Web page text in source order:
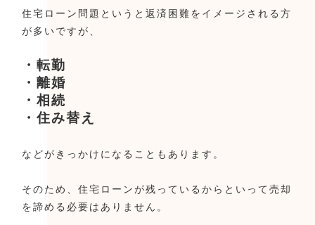
住宅ローン問題というと返済困難をイメージされる方
が多いですが、
・転勤
・離婚
・相続
・住み替え
などがきっかけになることもあります。
そのため、住宅ローンが残っているからといって売却
を諦める必要はありません。